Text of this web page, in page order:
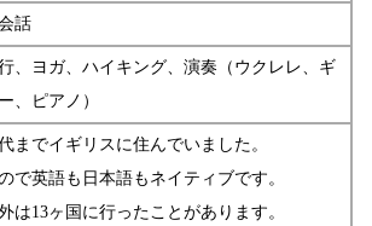
話
、ヨガ、ハイキング、演奏（ウクレレ、ギ
、ピアノ）
までイギリスに住んでいました。
で英語も日本語もネイティブです。
は13ヶ国に行ったことがあります。